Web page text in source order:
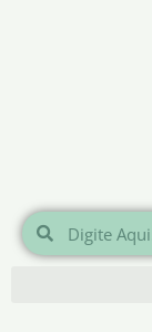
Pesquisar
Pesquisar